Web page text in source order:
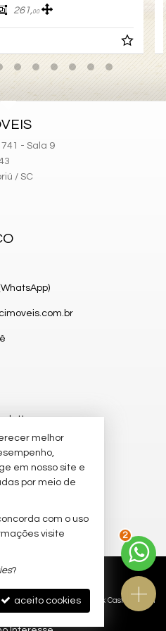
261,00
- Sala 9
/ SC
de Privacidade
Site para imobiliárias: Castel Digital
2
melhor
em nosso site e
por meio de
com o uso
visite
?
aceito cookies